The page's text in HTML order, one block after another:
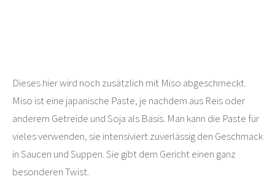
Dieses hier wird noch zusätzlich mit Miso abgeschmeckt.
Miso ist eine japanische Paste, je nachdem aus Reis oder
anderem Getreide und Soja als Basis. Man kann die Paste für
vieles verwenden, sie intensiviert zuverlässig den Geschmack
in Saucen und Suppen. Sie gibt dem Gericht einen ganz
besonderen Twist.